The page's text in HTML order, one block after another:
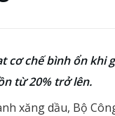
cơ chế bình ổn khi
từ 20% trở lên.
xăng dầu, Bộ